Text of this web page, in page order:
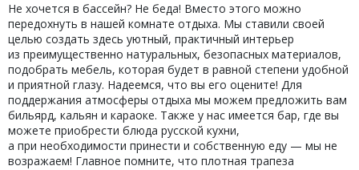
Не хочется в бассейн? Не беда! Вместо этого можно
передохнуть в нашей комнате отдыха. Мы ставили своей
целью создать здесь уютный, практичный интерьер
из преимущественно натуральных, безопасных материалов,
подобрать мебель, которая будет в равной степени удобной
и приятной глазу. Надеемся, что вы его оцените! Для
поддержания атмосферы отдыха мы можем предложить вам
бильярд, кальян и караоке. Также у нас имеется бар, где вы
можете приобрести блюда русской кухни,
а при необходимости принести и собственную еду — мы не
возражаем! Главное помните, что плотная трапеза